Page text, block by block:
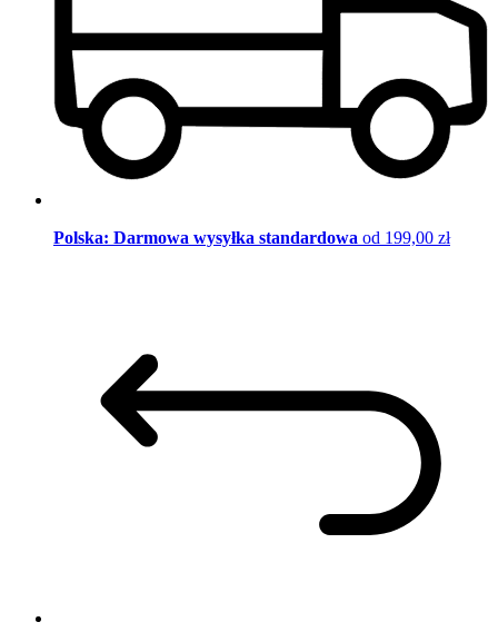
Polska: Darmowa wysyłka standardowa od 199,00 zł